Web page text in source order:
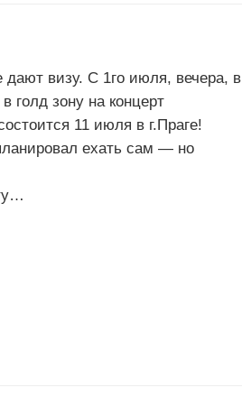
дают визу. С 1го июля, вечера, в
голд зону на концерт
11 июля в г.Праге!
ехать сам — но